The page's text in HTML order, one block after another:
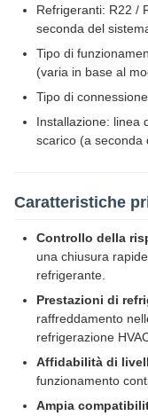
Refrigeranti: R22 /
seconda del
Tipo di
(varia in base al
Tipo di
Installazione: linea
scarico (a seconda
Caratteristiche
Controllo della
una chiusura
refrigerante.
Prestazioni di
raffreddamento
refrigerazione
Affidabilità di
funzionamento
Ampia